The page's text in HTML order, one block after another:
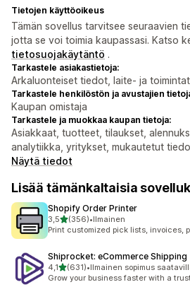
Tietojen käyttöoikeus
Tämän sovellus tarvitsee seuraavien
jotta se voi toimia kaupassasi. Katso
tietosuojakäytäntö .
Tarkastele asiakastietoja:
Arkaluonteiset tiedot, laite- ja
Tarkastele henkilöstön ja avustajien
Kaupan omistaja
Tarkastele ja muokkaa kaupan tietoja:
Asiakkaat, tuotteet, tilaukset,
analytiikka, yritykset, mukautetut
Näytä tiedot
Lisää tämänkaltaisia
Shopify Order Printer
3,5/ 5 tähteä
(356)
356 arvostelua yhteensä
•Ilmainen
Print customized pick lists, invoices,
Shiprocket: eCommerce Shipping
4,1/ 5 tähteä
(631)
631 arvostelua yhteensä
•Ilmainen sopimus
Grow your business faster with a